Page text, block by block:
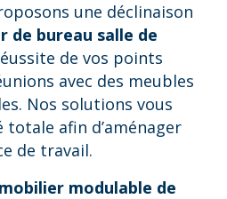
une déclinaison
de bureau salle de
de vos points
avec des meubles
Nos solutions vous
afin d’aménager
de travail.
mobilier modulable de